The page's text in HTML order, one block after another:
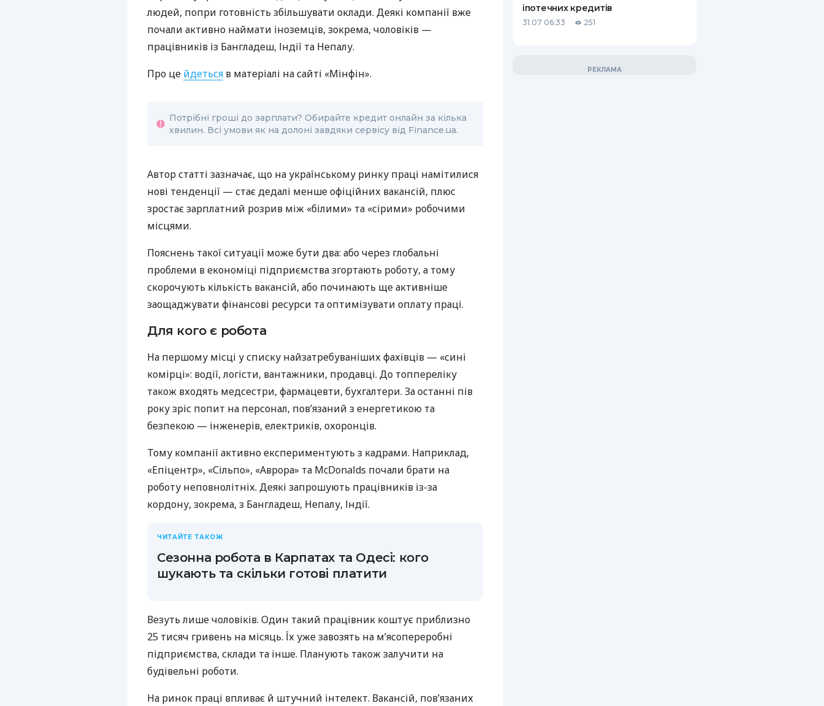
людей, попри готовність збільшувати оклади. Деякі компанії вже
почали активно наймати іноземців, зокрема, чоловіків —
працівників із Бангладеш, Індії та Непалу.
Про це йдеться в матеріалі на сайті «Мінфін».
Потрібні гроші до зарплати? Обирайте кредит онлайн за кілька
хвилин. Всі умови як на долоні завдяки сервісу від Finance.ua.
Автор статті зазначає, що на українському ринку праці намітилися
нові тенденції — стає дедалі менше офіційних вакансій, плюс
зростає зарплатний розрив між «білими» та «сірими» робочими
місцями.
Пояснень такої ситуації може бути два: або через глобальні
проблеми в економіці підприємства згортають роботу, а тому
скорочують кількість вакансій, або починають ще активніше
заощаджувати фінансові ресурси та оптимізувати оплату праці.
Для кого є робота
На першому місці у списку найзатребуваніших фахівців — «сині
комірці»: водії, логісти, вантажники, продавці. До топпереліку
також входять медсестри, фармацевти, бухгалтери. За останні пів
року зріс попит на персонал, пов’язаний з енергетикою та
безпекою — інженерів, електриків, охоронців.
Тому компанії активно експериментують з кадрами. Наприклад,
«Епіцентр», «Сільпо», «Аврора» та McDonalds почали брати на
роботу неповнолітніх. Деякі запрошують працівників із-за
кордону, зокрема, з Бангладеш, Непалу, Індії.
ЧИТАЙТЕ ТАКОЖ
Сезонна робота в Карпатах та Одесі: кого
шукають та скільки готові платити
Везуть лише чоловіків. Один такий працівник коштує приблизно
25 тисяч гривень на місяць. Їх уже завозять на м’ясопереробні
підприємства, склади та інше. Планують також залучити на
будівельні роботи.
На ринок праці впливає й штучний інтелект. Вакансій, пов’язаних
іпотечних кредитів
31.07 06:33 251